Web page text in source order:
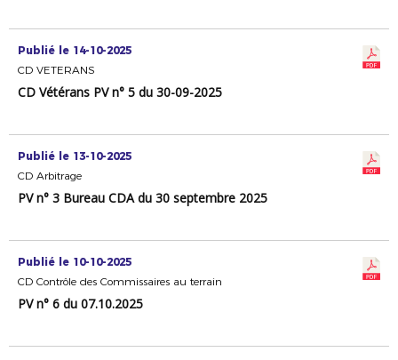
Publié le 14-10-2025
CD VETERANS
CD Vétérans PV n° 5 du 30-09-2025
Publié le 13-10-2025
CD Arbitrage
PV n° 3 Bureau CDA du 30 septembre 2025
Publié le 10-10-2025
CD Contrôle des Commissaires au terrain
PV n° 6 du 07.10.2025